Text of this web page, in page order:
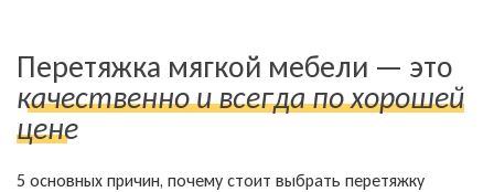
Перетяжка мягкой мебели — это
качественно и всегда по хорошей
цене
5 основных причин, почему стоит выбрать перетяжку